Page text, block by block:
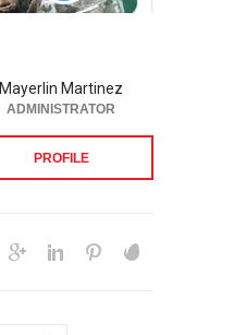
Mayerlin Martinez
ADMINISTRATOR
PROFILE